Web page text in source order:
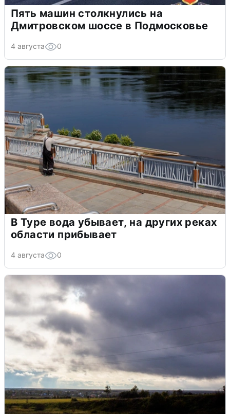
Пять машин столкнулись на
Дмитровском шоссе в Подмосковье
4 августа 0
В Туре вода убывает, на других реках
области прибывает
4 августа 0